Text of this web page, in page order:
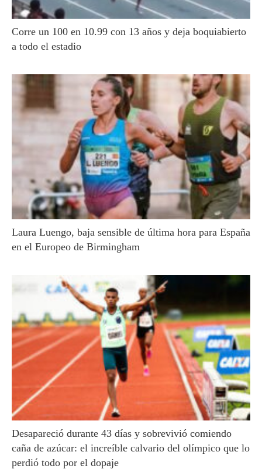
Corre un 100 en 10.99 con 13 años y deja boquiabierto
a todo el estadio
Laura Luengo, baja sensible de última hora para España
en el Europeo de Birmingham
Desapareció durante 43 días y sobrevivió comiendo
caña de azúcar: el increíble calvario del olímpico que lo
perdió todo por el dopaje